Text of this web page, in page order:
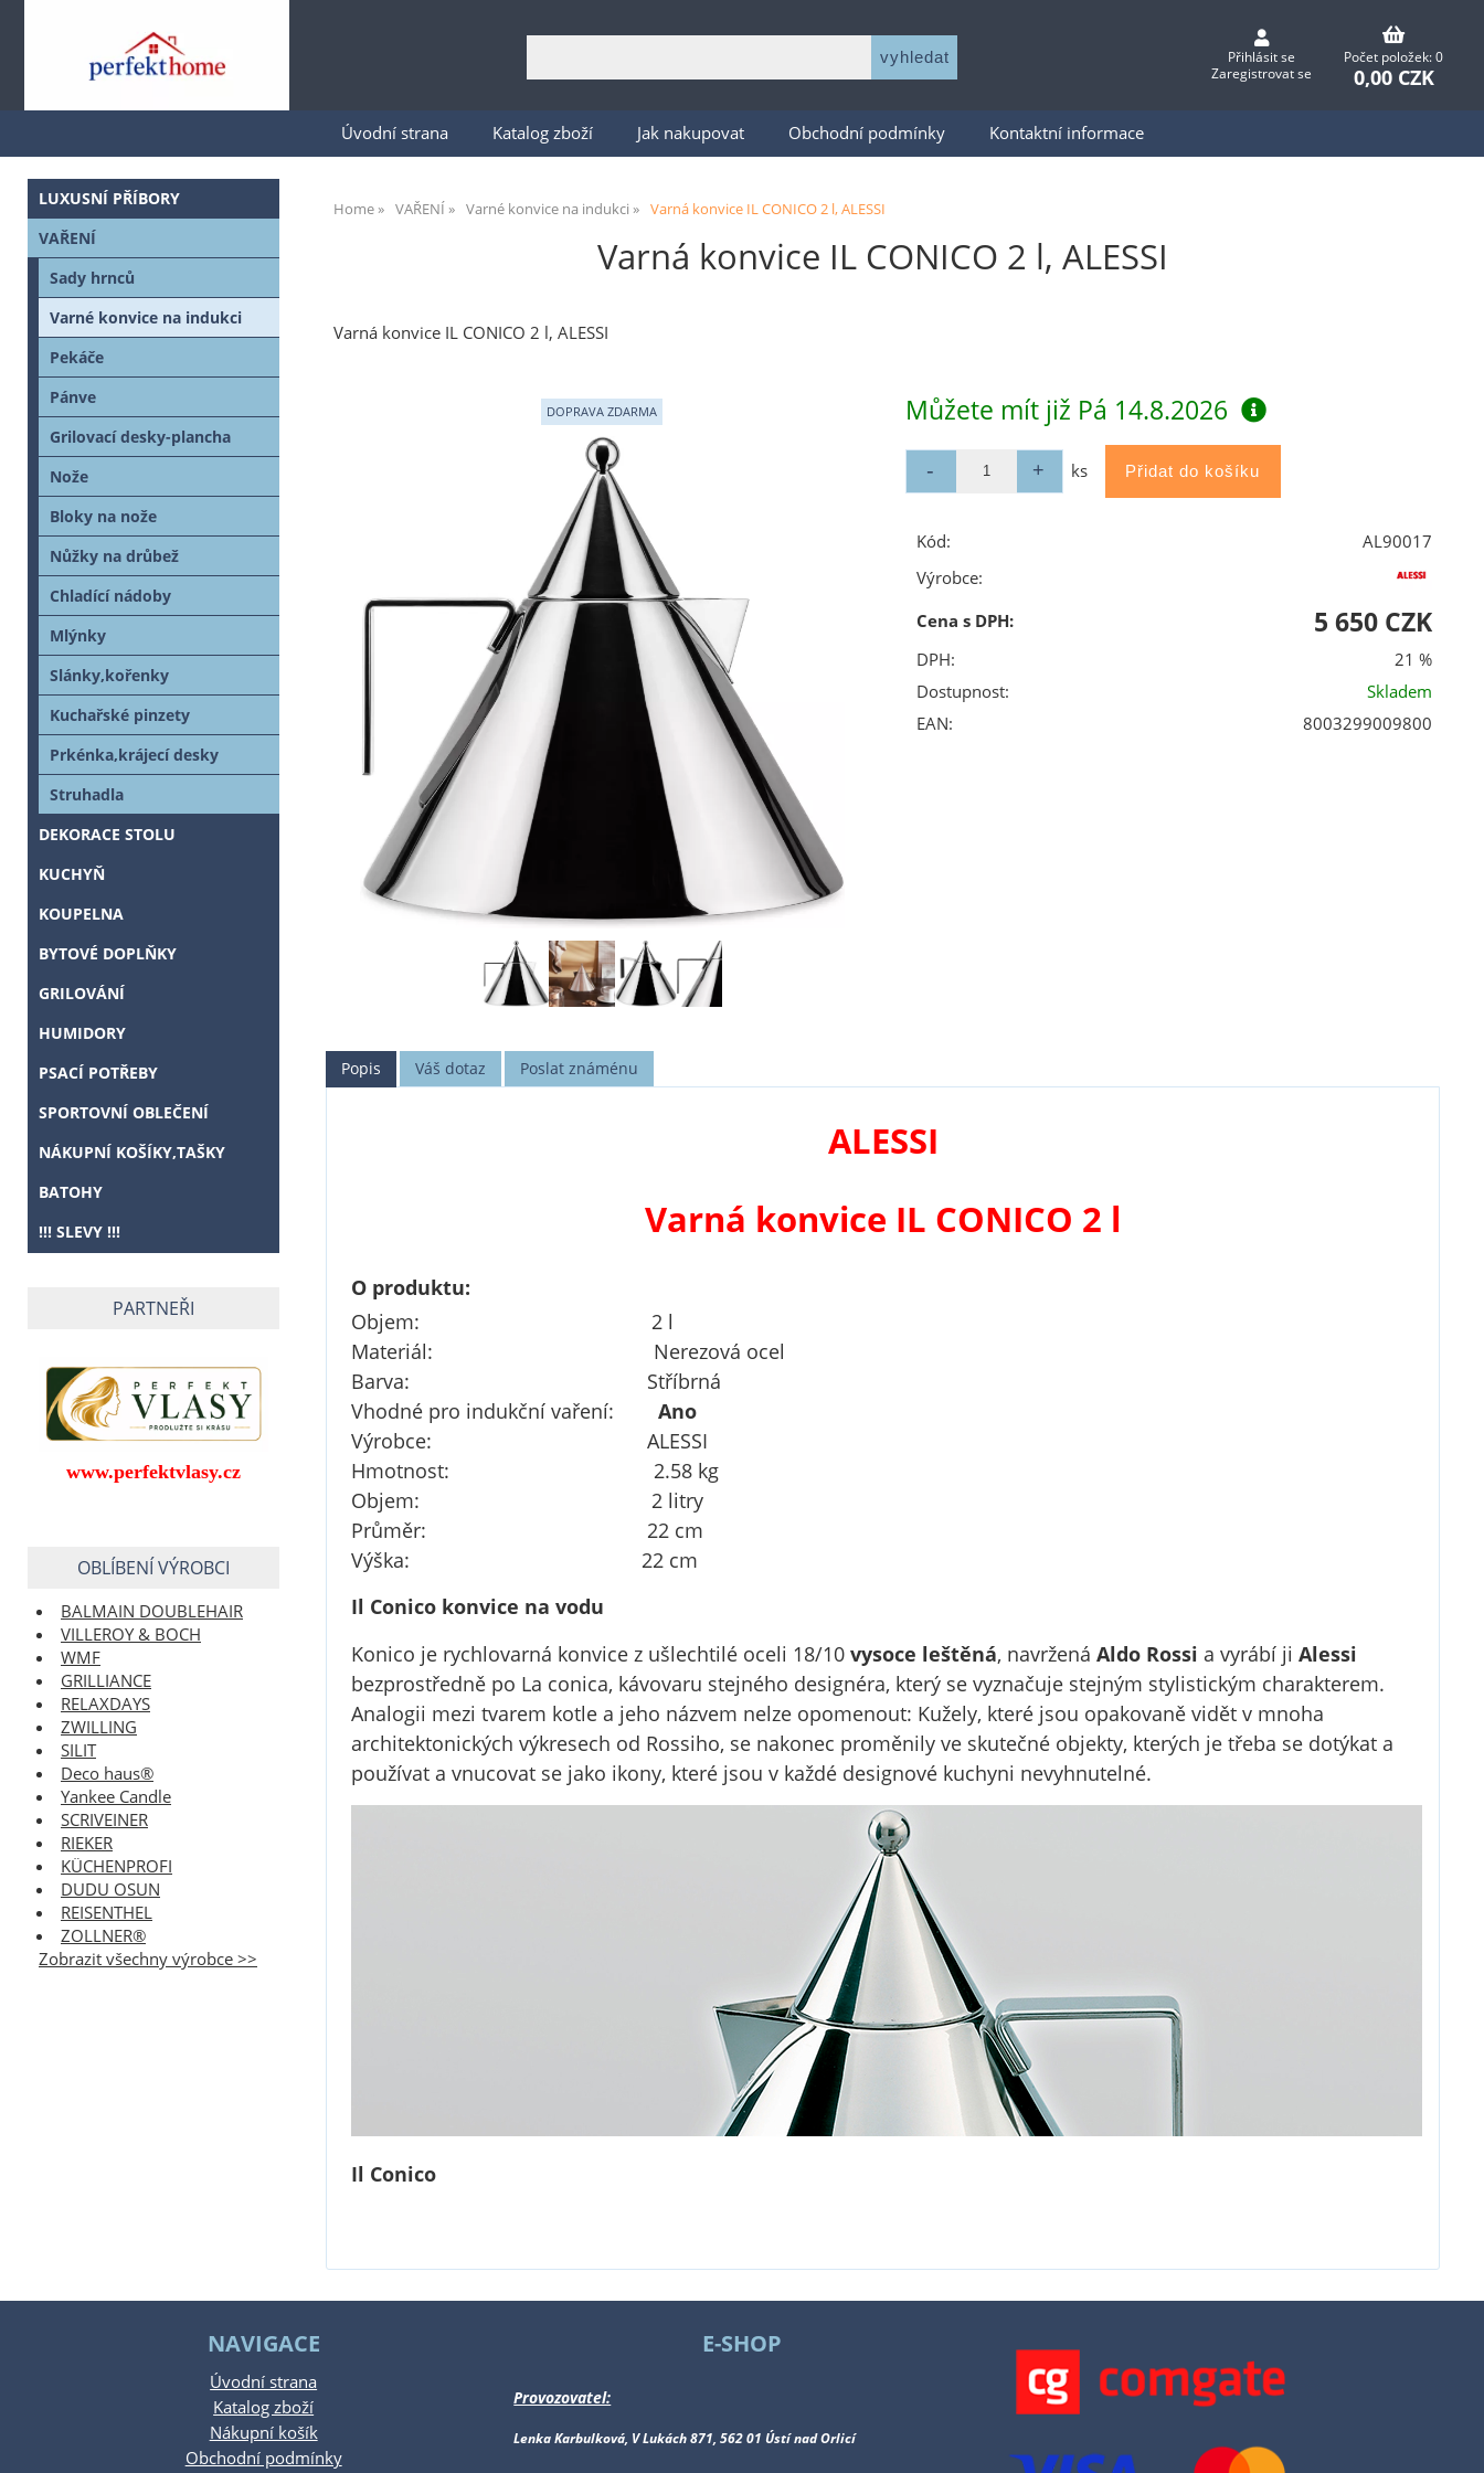
Přihlásit se
Zaregistrovat se
Počet položek: 0
0,00 CZK
Úvodní strana Katalog zboží Jak nakupovat Obchodní podmínky Kontaktní informace
Home VAŘENÍ Varné konvice na indukci Varná konvice IL CONICO 2 l, ALESSI
Varná konvice IL CONICO 2 l, ALESSI
Varná konvice IL CONICO 2 l, ALESSI
Můžete mít již Pá 14.8.2026
ks
Kód:
AL90017
Výrobce:
Cena s DPH:
5 650 CZK
DPH:
21 %
Dostupnost:
Skladem
EAN:
8003299009800
Popis Váš dotaz Poslat známénu
ALESSI
Varná konvice IL CONICO 2 l
O produktu:
Objem: 2 l
Materiál: Nerezová ocel
Barva: Stříbrná
Vhodné pro indukční vaření: Ano
Výrobce: ALESSI
Hmotnost: 2.58 kg
Objem: 2 litry
Průměr: 22 cm
Výška: 22 cm
Il Conico konvice na vodu
Konico je rychlovarná konvice z ušlechtilé oceli 18/10 vysoce leštěná, navržená Aldo Rossi a vyrábí ji Alessi
bezprostředně po La conica, kávovaru stejného designéra, který se vyznačuje stejným stylistickým charakterem.
Analogii mezi tvarem kotle a jeho názvem nelze opomenout: Kužely, které jsou opakovaně vidět v mnoha
architektonických výkresech od Rossiho, se nakonec proměnily ve skutečné objekty, kterých je třeba se dotýkat a
používat a vnucovat se jako ikony, které jsou v každé designové kuchyni nevyhnutelné.
Il Conico
LUXUSNÍ PŘÍBORY
VAŘENÍ
Sady hrnců
Varné konvice na indukci
Pekáče
Pánve
Grilovací desky-plancha
Nože
Bloky na nože
Nůžky na drůbež
Chladící nádoby
Mlýnky
Slánky,kořenky
Kuchařské pinzety
Prkénka,krájecí desky
Struhadla
DEKORACE STOLU
KUCHYŇ
KOUPELNA
BYTOVÉ DOPLŇKY
GRILOVÁNÍ
HUMIDORY
PSACÍ POTŘEBY
SPORTOVNÍ OBLEČENÍ
NÁKUPNÍ KOŠÍKY,TAŠKY
BATOHY
!!! SLEVY !!!
PARTNEŘI
www.perfektvlasy.cz
OBLÍBENÍ VÝROBCI
BALMAIN DOUBLEHAIR
VILLEROY & BOCH
WMF
GRILLIANCE
RELAXDAYS
ZWILLING
SILIT
Deco haus®
Yankee Candle
SCRIVEINER
RIEKER
KÜCHENPROFI
DUDU OSUN
REISENTHEL
ZOLLNER®
Zobrazit všechny výrobce >>
NAVIGACE
Úvodní strana
Katalog zboží
Nákupní košík
Obchodní podmínky
E-SHOP
Provozovatel:
Lenka Karbulková, V Lukách 871, 562 01 Ústí nad Orlicí